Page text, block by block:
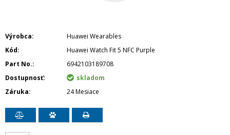
Výrobca
Huawei Wearables
Kód
Huawei Watch Fit 5 NFC Purple
Part No.
6942103189708
Dostupnosť
skladom
Záruka
24 Mesiace